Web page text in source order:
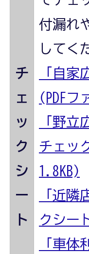
チ
ェ
ッ
ク
シ
ー
ト
付漏れ
してく
「自家
(PDFフ
「野立
チェッ
1.8KB)
「近隣
クシー
「車体